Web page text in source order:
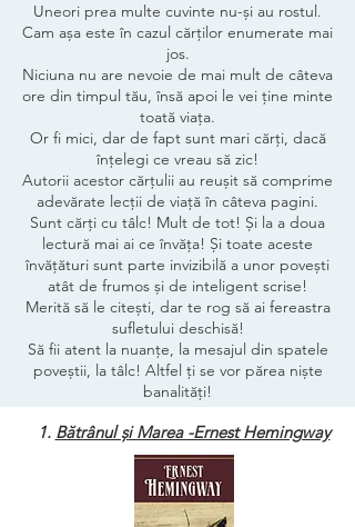
Uneori prea multe cuvinte nu-și au rostul.
Cam așa este în cazul cărților enumerate mai
jos.
Niciuna nu are nevoie de mai mult de câteva
ore din timpul tău, însă apoi le vei ține minte
toată viața.
Or fi mici, dar de fapt sunt mari cărți, dacă
înțelegi ce vreau să zic!
Autorii acestor cărțulii au reușit să comprime
adevărate lecții de viață în câteva pagini.
Sunt cărți cu tâlc! Mult de tot! Și la a doua
lectură mai ai ce învăța! Și toate aceste
învățături sunt parte invizibilă a unor povești
atât de frumos și de inteligent scrise!
Merită să le citești, dar te rog să ai fereastra
sufletului deschisă!
Să fii atent la nuanțe, la mesajul din spatele
poveștii, la tâlc! Altfel ți se vor părea niște
banalități!
Bătrânul și Marea -Ernest Hemingway